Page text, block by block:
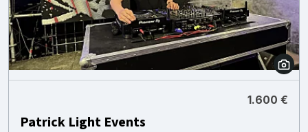
1.600 €
Patrick Light Events